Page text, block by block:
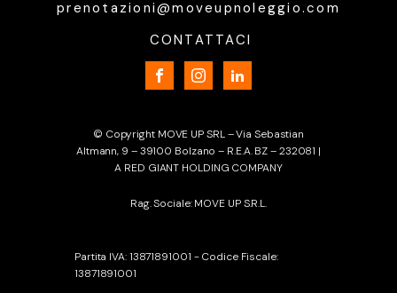
prenotazioni@moveupnoleggio.com
CONTATTACI
© Copyright MOVE UP SRL – Via Sebastian
Altmann, 9 – 39100 Bolzano – R.E.A. BZ – 232081 |
A RED GIANT HOLDING COMPANY
Rag. Sociale: MOVE UP S.R.L.
Partita IVA: 13871891001 - Codice Fiscale:
13871891001